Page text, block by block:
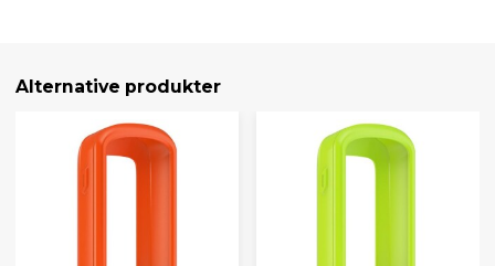
Alternative produkter